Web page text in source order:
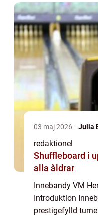
03 maj 2026 Julia
redaktionel
Shuffleboard i uppsala
alla åldrar
Innebandy VM
Introduktion
prestigefylld